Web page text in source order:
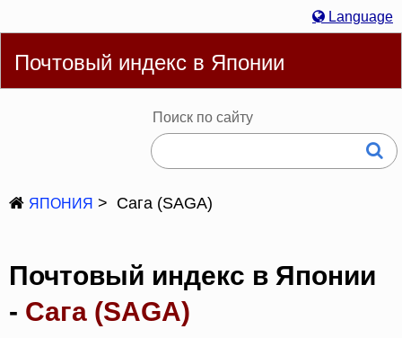
Language
Deutsch Français Bahasa Melayu 한국어
日本語
Почтовый индекс в Японии
Поиск по сайту
ЯПОНИЯ Сага (SAGA)
Почтовый индекс в Японии
- Сага (SAGA)